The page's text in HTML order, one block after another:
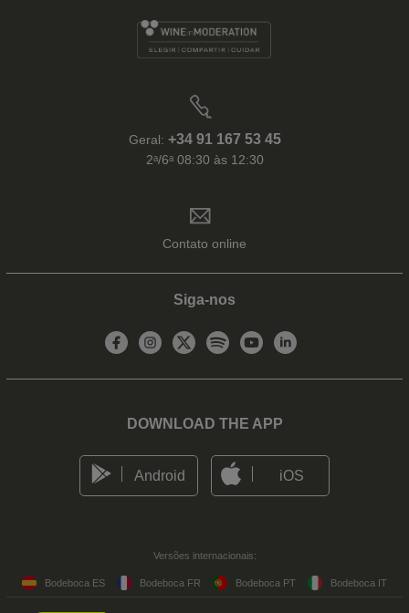
Geral: +34 91 167 53 45
2ᵃ/6ᵃ 08:30 às 12:30
Contato online
Siga-nos
DOWNLOAD THE APP
Android iOS
Versões internacionais:
Bodeboca ES Bodeboca FR Bodeboca PT Bodeboca IT